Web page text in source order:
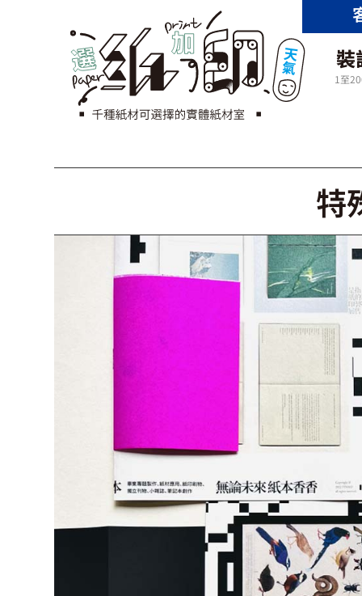
裝
1至
特